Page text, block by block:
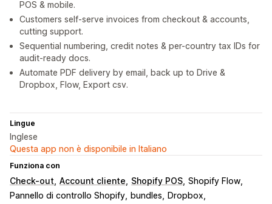
POS & mobile.
Customers self-serve invoices from checkout & accounts,
cutting support.
Sequential numbering, credit notes & per-country tax IDs for
audit-ready docs.
Automate PDF delivery by email, back up to Drive &
Dropbox, Flow, Export csv.
Lingue
Inglese
Questa app non è disponibile in Italiano
Funziona con
Check-out Account cliente Shopify POS Shopify Flow
Pannello di controllo Shopify
bundles
Dropbox